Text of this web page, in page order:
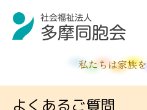
私たちは家族
よくあるご質問